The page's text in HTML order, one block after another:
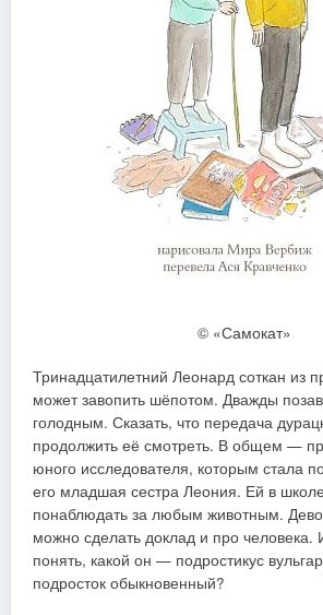
© «Самокат»
Тринадцатилетний Леонард соткан из
может завопить шёпотом. Дважды
голодным. Сказать, что передача
продолжить её смотреть. В общем —
юного исследователя, которым стала
его младшая сестра Леония. Ей в
понаблюдать за любым животным.
можно сделать доклад и про человека.
понять, какой он — подростикус
подросток обыкновенный?